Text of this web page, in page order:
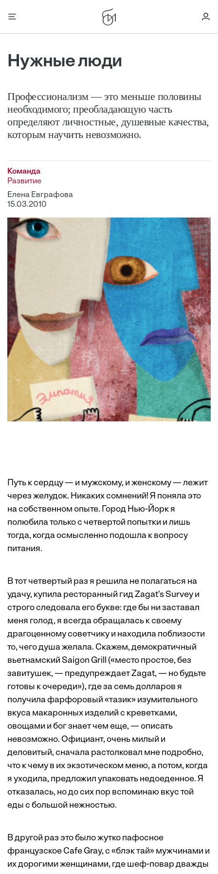
Нужные люди
Профессионализм — это меньше половины
необходимого; преобладающую часть
определяют личностные, душевные качества,
которым научить невозможно.
Команда
Развитие
Елена Евграфова
15.03.2010
Путь к сердцу — и мужскому, и женскому — лежит
через желудок. Никаких сомнений! Я поняла это
на собственном опыте. Город Нью-Йорк я
полюбила только с четвертой попытки и лишь
тогда, когда осмысленно подошла к вопросу
питания.
В тот четвертый раз я решила не полагаться на
удачу, купила ресторанный гид Zagat's Survey и
строго следовала его букве: где бы ни заставал
меня голод, я всегда обращалась к своему
драгоценному советчику и находила поблизости
то, чего душа желала. Скажем, демократичный
вьетнамский Saigon Grill («место простое, без
завитушек, — предупреждает Zagat, — но будьте
готовы к очереди»), где за семь долларов я
получила фарфоровый «тазик» изумительного
вкуса макаронных изделий с креветками,
овощами и бог знает чем еще, — описать
невозможно. Официант, очень милый и
деловитый, сначала растолковал мне подробно,
что к чему в их экзотическом меню, а потом, когда
я уходила, предложил упаковать недоеденное. Я
отказалась, но до сих пор вспоминаю вкус той
еды с большой нежностью.
В другой раз это было жутко пафосное
французское Cafe Gray, с «блэк тай» мужчинами и
их дорогими женщинами, где шеф-повар дважды